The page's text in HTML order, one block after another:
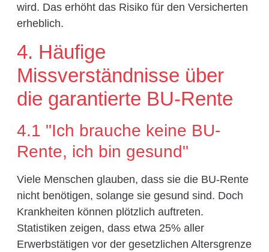
wird. Das erhöht das Risiko für den Versicherten
erheblich.
4. Häufige
Missverständnisse über
die garantierte BU-Rente
4.1 "Ich brauche keine BU-
Rente, ich bin gesund"
Viele Menschen glauben, dass sie die BU-Rente
nicht benötigen, solange sie gesund sind. Doch
Krankheiten können plötzlich auftreten.
Statistiken zeigen, dass etwa 25% aller
Erwerbstätigen vor der gesetzlichen Altersgrenze